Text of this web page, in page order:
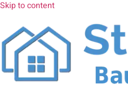
Skip to content